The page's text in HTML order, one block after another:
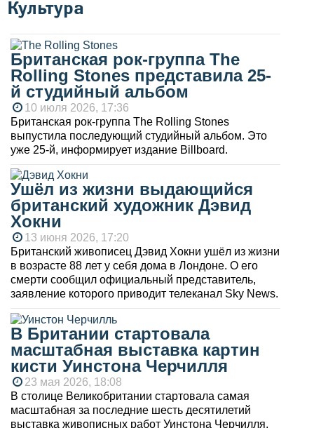
Вы здесь
Культура
Британская рок-группа The
Rolling Stones представила 25-
й студийный альбом
10 июля 2026, 17:36
Британская рок-группа The Rolling Stones
выпустила последующий студийный альбом. Это
уже 25-й, информирует издание Billboard.
Ушёл из жизни выдающийся
британский художник Дэвид
Хокни
13 июня 2026, 17:20
Британский живописец Дэвид Хокни ушёл из жизни
в возрасте 88 лет у себя дома в Лондоне. О его
смерти сообщил официальный представитель,
заявление которого приводит телеканал Sky News.
В Британии стартовала
масштабная выставка картин
кисти Уинстона Черчилля
23 мая 2026, 18:08
В столице Великобритании стартовала самая
масштабная за последние шесть десятилетий
выставка живописных работ Уинстона Черчилля,